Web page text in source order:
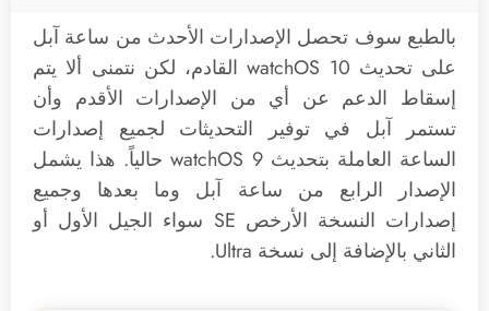
بالطبع سوف تحصل الإصدارات الأحدث من ساعة آبل
على تحديث watchOS 10 القادم، لكن نتمنى ألا يتم
إسقاط الدعم عن أي من الإصدارات الأقدم وأن
تستمر آبل في توفير التحديثات لجميع إصدارات
الساعة العاملة بتحديث watchOS 9 حالياً. هذا يشمل
الإصدار الرابع من ساعة آبل وما بعدها وجميع
إصدارات النسخة الأرخص SE سواء الجيل الأول أو
الثاني بالإضافة إلى نسخة Ultra.